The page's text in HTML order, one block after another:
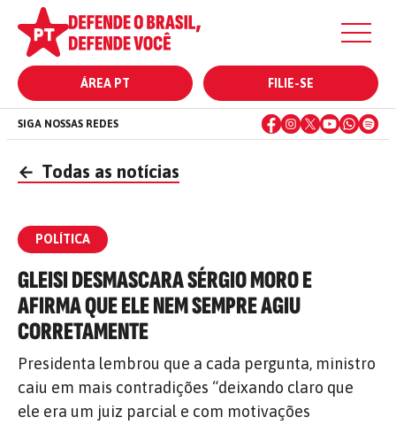
ÁREA PT FILIE-SE
SIGA NOSSAS REDES
← Todas as notícias
POLÍTICA
GLEISI DESMASCARA SÉRGIO MORO E
AFIRMA QUE ELE NEM SEMPRE AGIU
CORRETAMENTE
Presidenta lembrou que a cada pergunta, ministro
caiu em mais contradições “deixando claro que
ele era um juiz parcial e com motivações